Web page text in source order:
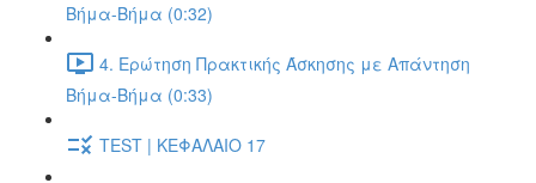
Βήμα-Βήμα (0:32)
4. Ερώτηση Πρακτικής Άσκησης με Απάντηση
Βήμα-Βήμα (0:33)
TEST | ΚΕΦΑΛΑΙΟ 17